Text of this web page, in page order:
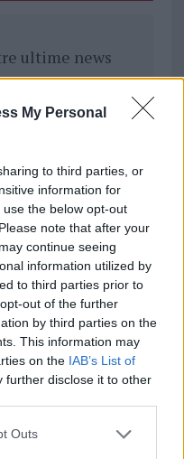
My Personal
to third parties, or
information for
the below opt-out
note that after your
continue seeing
information utilized by
to third parties prior to
out of the further
by third parties on the
This information may
on the IAB’s List of
further disclose it to other
one or more Google
Outs
ultime news
per lunedì 10 agosto